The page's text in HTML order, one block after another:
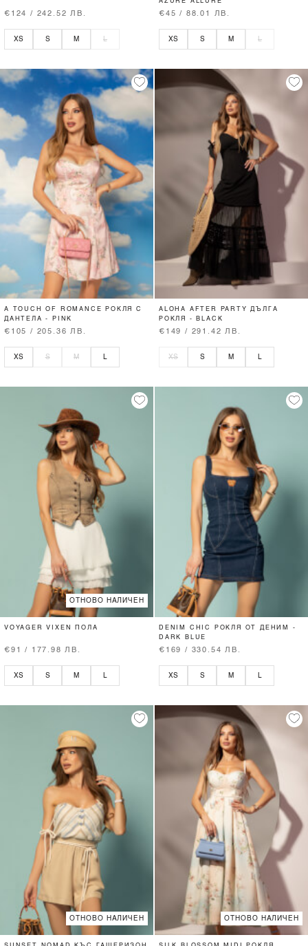
€124 / 242.52 ЛВ.
XS S M L
€45 / 88.01 ЛВ.
XS S M L
A TOUCH OF ROMANCE РОКЛЯ С
ДАНТЕЛА - PINK
€105 / 205.36 ЛВ.
XS S M L
ALOHA AFTER PARTY ДЪЛГА
РОКЛЯ - BLACK
€149 / 291.42 ЛВ.
XS S M L
ОТНОВО НАЛИЧЕН
VOYAGER VIXEN ПОЛА
€91 / 177.98 ЛВ.
XS S M
DENIM CHIC РОКЛЯ ОТ ДЕНИМ -
DARK BLUE
€169 / 330.54 ЛВ.
XS S M
ОТНОВО НАЛИЧЕН ОТНОВО НАЛИЧЕН